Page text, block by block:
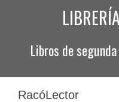
Libros de
RacóLector